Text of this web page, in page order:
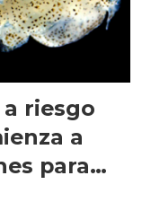
riesgo
a
para